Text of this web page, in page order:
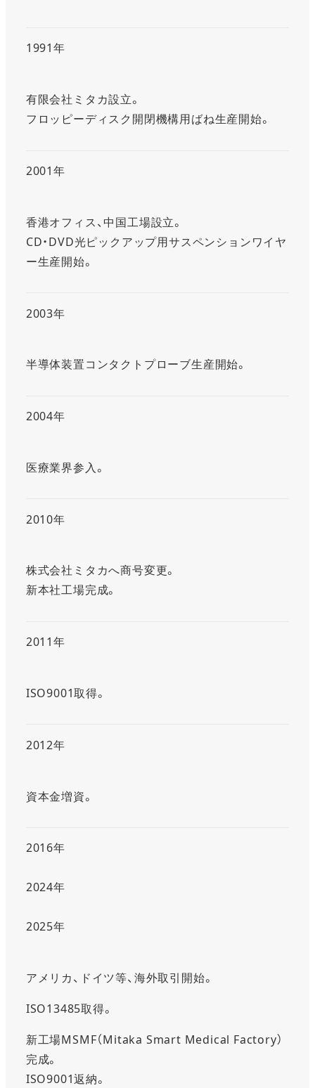
1991年
有限会社ミタカ設立。
フロッピーディスク開閉機構用ばね生産開始。
2001年
香港オフィス、中国工場設立。
CD・DVD光ピックアップ用サスペンションワイヤ
ー生産開始。
2003年
半導体装置コンタクトプローブ生産開始。
2004年
医療業界参入。
2010年
株式会社ミタカへ商号変更。
新本社工場完成。
2011年
ISO9001取得。
2012年
資本金増資。
2016年
2024年
2025年
アメリカ、ドイツ等、海外取引開始。
ISO13485取得。
新工場MSMF（Mitaka Smart Medical Factory）
完成。
ISO9001返納。